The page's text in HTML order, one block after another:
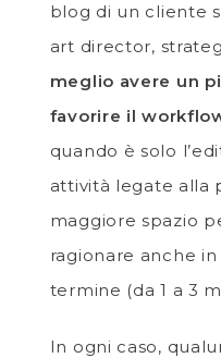
blog di un cliente
art director,
meglio avere un
favorire il
quando è solo
attività legate alla
maggiore spazio
ragionare anche
termine (da 1 a 3
In ogni caso,